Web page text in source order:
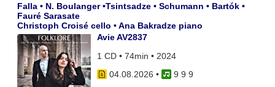
Falla • N. Boulanger •Tsintsadze • Schumann • Bartók •
Fauré Sarasate
Christoph Croisé cello • Ana Bakradze piano
Avie AV2837
1 CD • 74min • 2024
04.08.2026 •
9 9 9